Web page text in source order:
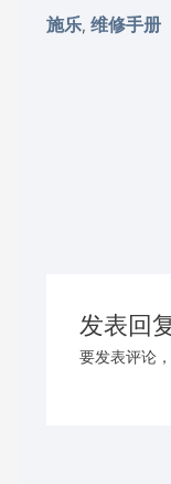
施乐,维修手册
发表回
要发表评论